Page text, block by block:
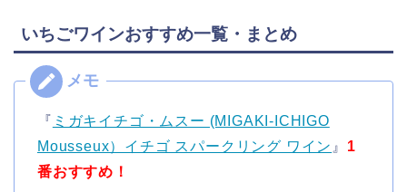
いちごワインおすすめ一覧・まとめ
『 ミガキイチゴ・ムスー (MIGAKI-ICHIGO
Mousseux）イチゴ スパークリング ワイン 』 1
番おすすめ！